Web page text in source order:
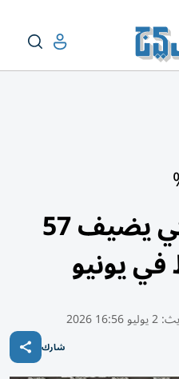
الاقتصاد الأمريكي يضيف 57
يونيو
2 يوليو 16:56 2026
شارك